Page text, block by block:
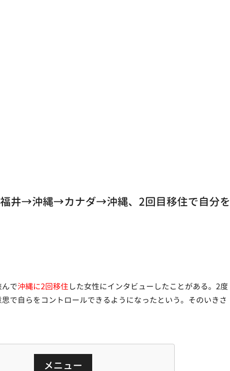
福井→沖縄→カナダ→沖縄、2回目移住で自分を
で沖縄に2回移住した女性にインタビューしたことがある。2度
で自らをコントロールできるようになったという。そのいきさ
メニュー